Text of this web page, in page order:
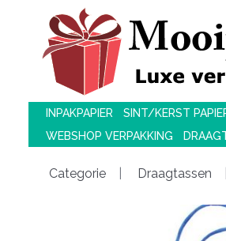
INPAKPAPIER SINT/KERST
WEBSHOP VERPAKKING
Categorie Draagtassen